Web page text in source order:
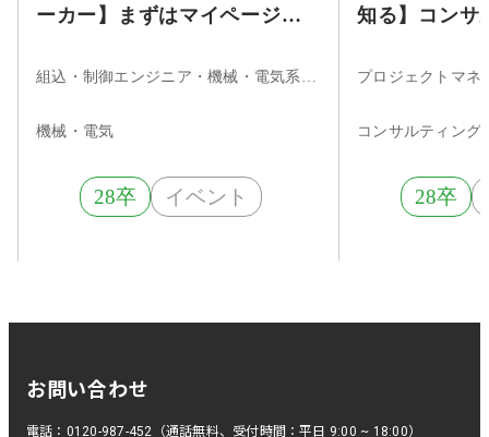
ーカー】まずはマイページ登
力を武器に、多領域に貢献す
機械・電気
28卒 イベント
知る】コンサ
ナー
コンサルティング
28卒
お問い合わせ
電話：0120-987-452（通話無料、受付時間：平日 9:00 ~ 18:00）